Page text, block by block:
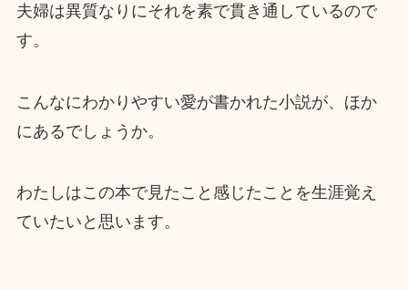
夫婦は異質なりにそれを素で貫き通しているので
す。
こんなにわかりやすい愛が書かれた小説が、ほか
にあるでしょうか。
わたしはこの本で見たこと感じたことを生涯覚え
ていたいと思います。